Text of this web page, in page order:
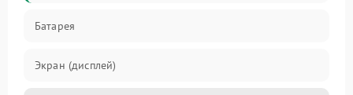
Батарея
Экран (дисплей)